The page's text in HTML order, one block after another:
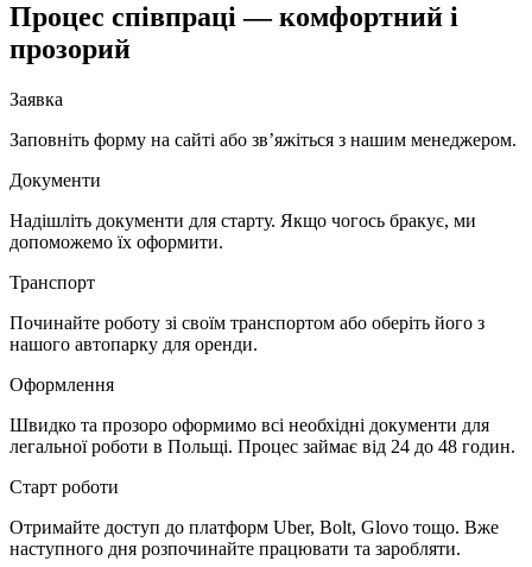
Процес співпраці — комфортний і
прозорий
Заявка
Заповніть форму на сайті або зв’яжіться з нашим менеджером.
Документи
Надішліть документи для старту. Якщо чогось бракує, ми
допоможемо їх оформити.
Транспорт
Починайте роботу зі своїм транспортом або оберіть його з
нашого автопарку для оренди.
Оформлення
Швидко та прозоро оформимо всі необхідні документи для
легальної роботи в Польщі. Процес займає від 24 до 48 годин.
Старт роботи
Отримайте доступ до платформ Uber, Bolt, Glovo тощо. Вже
наступного дня розпочинайте працювати та заробляти.